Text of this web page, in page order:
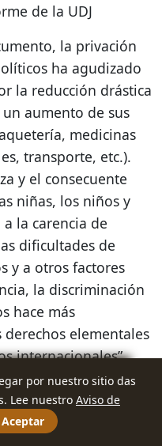
de la UDJ
la privación
ha agudizado
la reducción drástica
aumento de sus
medicinas
transporte, etc.).
y el consecuente
niñas, los niños y
la carencia de
dificultades de
y a otros factores
la discriminación
hace más
elementales
internacionales”,
hace en el
en el bar del
por nuestro sitio das
Lee nuestro Aviso de
Aceptar